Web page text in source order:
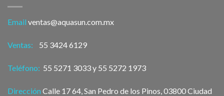
Email ventas@aquasun.com.mx
Ventas: 55 3424 6129
Teléfono: 55 5271 3033 y 55 5272 1973
Dirección Calle 17 64, San Pedro de los Pinos, 03800 Ciudad